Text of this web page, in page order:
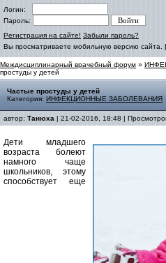
Логин:
Пароль:
Регистрация на сайте! Забыли пароль?
Вы просматриваете мобильную версию сайта.
Междисциплинарный врачебный форум »
простуды у детей
Частые простуды у детей
Категория: ИНФЕКЦИОННЫЕ ЗАБОЛЕВАНИЯ
автор: Танюха | 21-02-2016, 18:48 |
Дети младшего
возраста болеют
намного чаще
школьников, этому
способствует еще